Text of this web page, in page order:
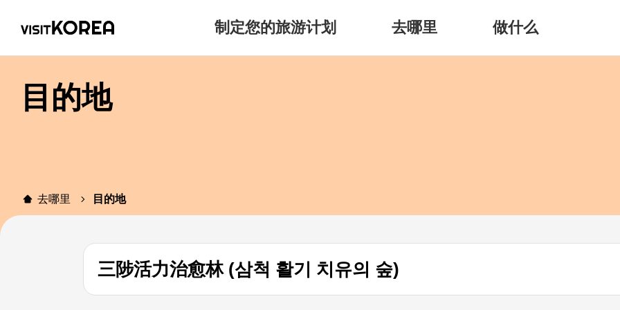
制定您的旅游计划 去哪里 做什么
目的地
去哪里 目的地
三陟活力治愈林 (삼척 활기 치유의 숲)